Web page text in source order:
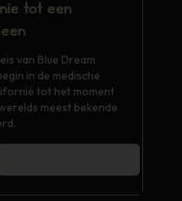
tot een
van Blue Dream
in de medische
tot het moment
meest bekende